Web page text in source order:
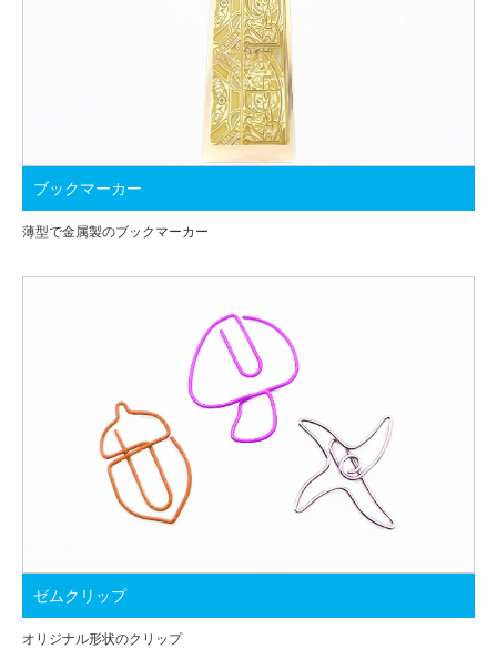
ブックマーカー
薄型で金属製のブックマーカー
ゼムクリップ
オリジナル形状のクリップ